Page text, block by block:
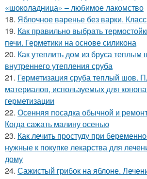
«шоколадница» – любимое лакомство
18. Яблочное варенье без варки.
19. Как правильно выбрать
печи. Герметики на основе силикона
20. Как утеплить дом из бруса
внутреннего утепления сруба
21. Герметизация сруба теплый шов.
материалов, используемых для
герметизации
22. Осенняя посадка обычной и
Когда сажать малину осенью
23. Как лечить простуду при
нужные к покупке лекарства для
дому
24. Сажистый грибок на яблоне.